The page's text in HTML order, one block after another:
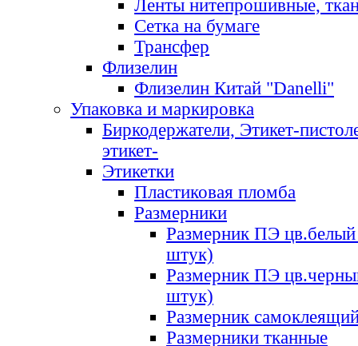
Ленты нитепрошивные,
Сетка на бумаге
Трансфер
Флизелин
Флизелин Китай "Danelli"
Упаковка и маркировка
Биркодержатели, Этикет-
этикет-
Этикетки
Пластиковая пломба
Размерники
Размерник ПЭ цв.белый
штук)
Размерник ПЭ
штук)
Размерник
Размерники тканные